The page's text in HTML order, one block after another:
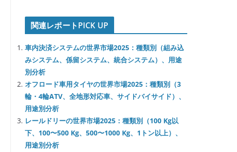
関連レポートPICK UP
車内決済システムの世界市場2025：種類別（組み込
みシステム、係留システム、統合システム）、用途
別分析
オフロード車用タイヤの世界市場2025：種類別（3
輪・4輪ATV、全地形対応車、サイドバイサイド）、
用途別分析
レールドリーの世界市場2025：種類別（100 Kg以
下、100〜500 Kg、500〜1000 Kg、1トン以上）、
用途別分析